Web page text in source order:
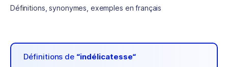
Définitions, synonymes, exemples en français
Définitions de “indélicatesse“